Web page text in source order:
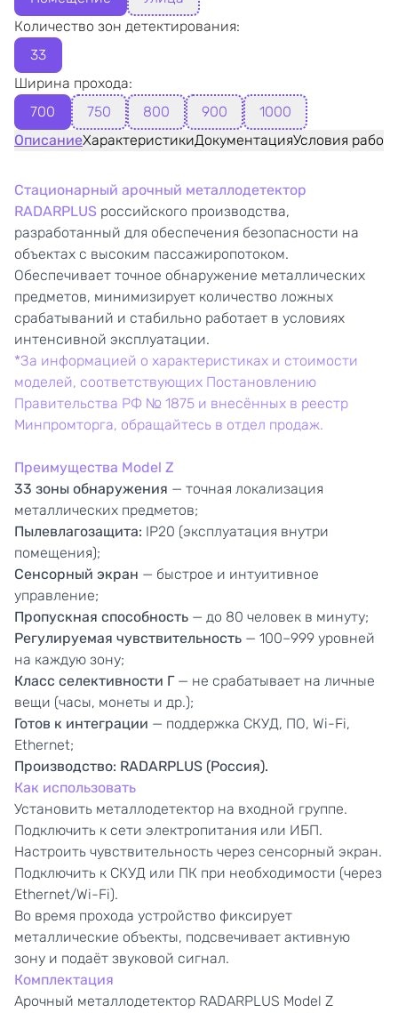
Количество зон детектирования:
33
Ширина прохода:
700
750 800 900
1000
ОписаниеХарактеристикиДокументацияУсловия
Стационарный арочный металлодетектор
RADARPLUS российского производства,
разработанный для обеспечения безопасности на
объектах с высоким пассажиропотоком.
Обеспечивает точное обнаружение металлических
предметов, минимизирует количество ложных
срабатываний и стабильно работает в условиях
интенсивной эксплуатации.
*За информацией о характеристиках и стоимости
моделей, соответствующих Постановлению
Правительства РФ № 1875 и внесённых в реестр
Минпромторга, обращайтесь в отдел продаж.
Преимущества Model Z
33 зоны обнаружения — точная локализация
металлических предметов;
Пылевлагозащита: IP20 (эксплуатация внутри
помещения);
Сенсорный экран — быстрое и интуитивное
управление;
Пропускная способность — до 80 человек в минуту;
Регулируемая чувствительность — 100–999 уровней
на каждую зону;
Класс селективности Г— не срабатывает на личные
вещи (часы, монеты и др.);
Готов к интеграции — поддержка СКУД, ПО, Wi-Fi,
Ethernet;
Производство: RADARPLUS (Россия).
Как использовать
Установить металлодетектор на входной группе.
Подключить к сети электропитания или ИБП.
Настроить чувствительность через сенсорный экран.
Подключить к СКУД или ПК при необходимости (через
Ethernet/Wi-Fi).
Во время прохода устройство фиксирует
металлические объекты, подсвечивает активную
зону и подаёт звуковой сигнал.
Комплектация
Арочный металлодетектор RADARPLUS Model Z